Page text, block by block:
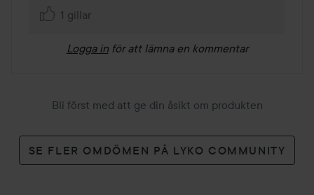
1 gillar
Logga in för att lämna en kommentar
Bli först med att ge din åsikt om produkten
SE FLER OMDÖMEN PÅ LYKO COMMUNITY